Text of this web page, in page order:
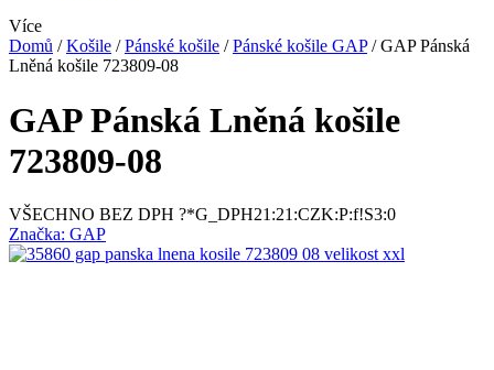
Více
Domů / Košile / Pánské košile / Pánské košile GAP / GAP Pánská
Lněná košile 723809-08
GAP Pánská Lněná košile
723809-08
VŠECHNO BEZ DPH ?*G_DPH21:21:CZK:P:f!S3:0
Značka: GAP